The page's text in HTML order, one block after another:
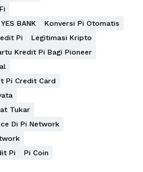
BANK
Konversi Pi Otomatis
Pi
Legitimasi Kripto
Kredit Pi Bagi Pioneer
Pi Credit Card
Tukar
Di Pi Network
Pi
Pi Coin